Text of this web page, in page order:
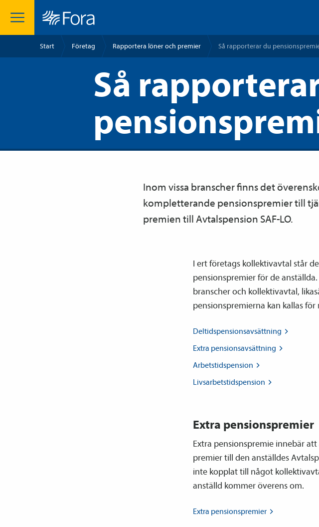
Start Företag Rapportera löner och premier Så rapporterar du
Så
Inom vissa branscher finns det
kompletterande pensions­premier till
premien till Avtals­pension SAF-LO.
I ert företags kollektiv­avtal står
pensions­premier för de
branscher och kollektiv­avtal,
pensions­premierna kan kallas
Deltids­pensions­avsättning
Extra pensions­avsättning
Arbetstids­pension
Livsarbetstids­pension
Extra pensions­premier
Extra pensions­premie innebär
premier till den anställdes
inte kopplat till något
anställd kommer överens om.
Extra pensions­premier